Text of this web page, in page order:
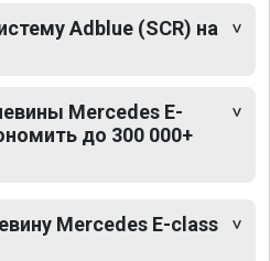
Adblue (SCR) на
Mercedes E-
до 300 000+
Mercedes E-class